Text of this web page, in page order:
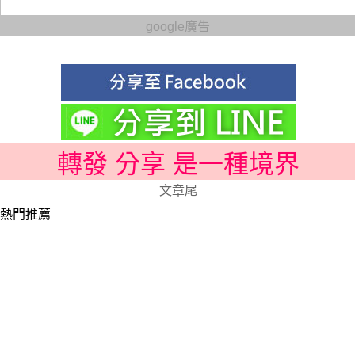
google廣告
轉發 分享 是一種境界
文章尾
熱門推薦